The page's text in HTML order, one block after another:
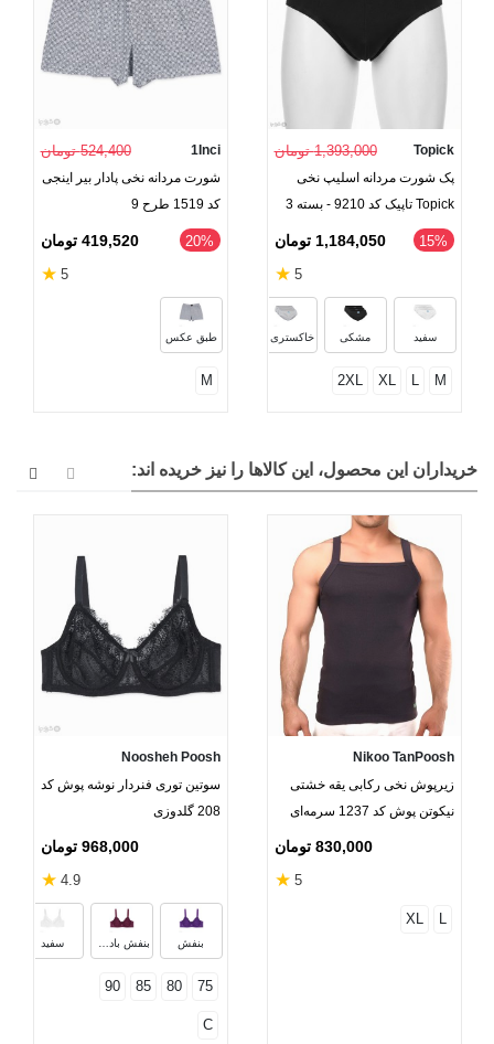
Topick 1,393,000 تومان
پک شورت مردانه اسلیپ نخی
Topick تاپیک کد 9210 - بسته 3
عددی
‎15% 1,184,050 تومان
5
★
سفید مشکی
M
L
XL
2XL
1Inci 524,400 تومان
شورت مردانه نخی پادار بیر اینجی
کد 1519 طرح 9
‎20% 419,520 تومان
5
★
طبق عکس
M
خریداران این محصول، این کالاها را نیز خریده اند:
Nikoo TanPoosh
زیرپوش نخی رکابی یقه خشتی
نیکوتن پوش کد 1237 سرمه‌ای
830,000 تومان
5
★
L
XL
Noosheh Poosh
سوتین توری فنردار نوشه پوش کد
208 گلدوزی
968,000 تومان
4.9
★
بنفش بنفش بادمجانی سفید
75
80
85
90
C